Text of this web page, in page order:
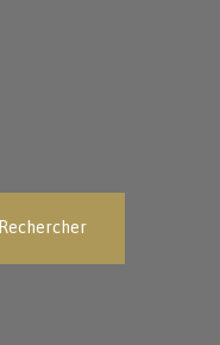
Rechercher